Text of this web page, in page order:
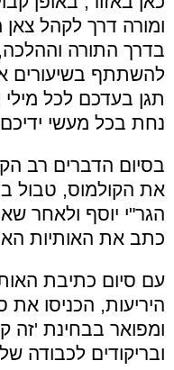
ומורה דרך לקהל
בדרך התורה
להשתתף בשיעורים
תגן בעדכם לכל
נחת בכל מעשי
בסיום הדברים רב
את הקולמוס, טבול
הגר"י יוסף ולאחר
כתב את האותיות
עם סיום כתיבת
היריעות, הכניסו
ומפואר בבחינת 'זה ק-
ובריקודים לכבודה